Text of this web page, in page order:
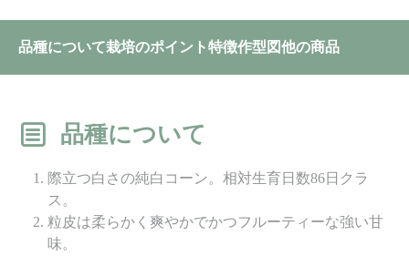
品種について栽培のポイント特徴作型図他の商品
品種について
際立つ白さの純白コーン。相対生育日数86日クラ
ス。
粒皮は柔らかく爽やかでかつフルーティーな強い甘
味。